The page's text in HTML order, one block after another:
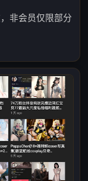
非会员仅限部分